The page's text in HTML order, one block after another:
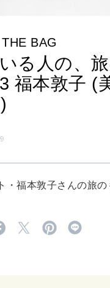
CULTURE
自分を耕す
MAGAZINE
特集
BAG
る人の、
福本敦子 (
・福本敦子さんの旅の